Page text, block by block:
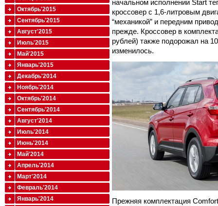
начальном исполнении Start
кроссовер с 1,6-литровым
“механикой” и передним
прежде. Кроссовер в
рублей) также подорожал на
изменилось.
Прежняя комплектация
Октябрь'2015
Сентябрь'2015
Август'2015
Июль'2015
Май'2015
Январь'2015
Декабрь'2014
Ноябрь'2014
Октябрь'2014
Сентябрь'2014
Август'2014
Июль'2014
Июнь'2014
Май'2014
Апрель'2014
Март'2014
Февраль'2014
Январь'2014